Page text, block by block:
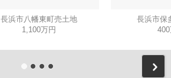
長浜市八幡東町売土地
1,100万円
長浜市保